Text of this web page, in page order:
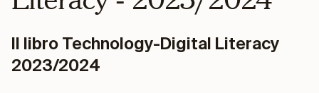
Il libro Technology-Digital Literacy
2023/2024